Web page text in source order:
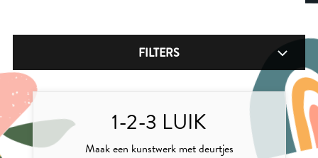
FILTERS
GEZELLIG SAMEN EENVOUDIG
1-2-3 LUIK
Maak een kunstwerk met deurtjes